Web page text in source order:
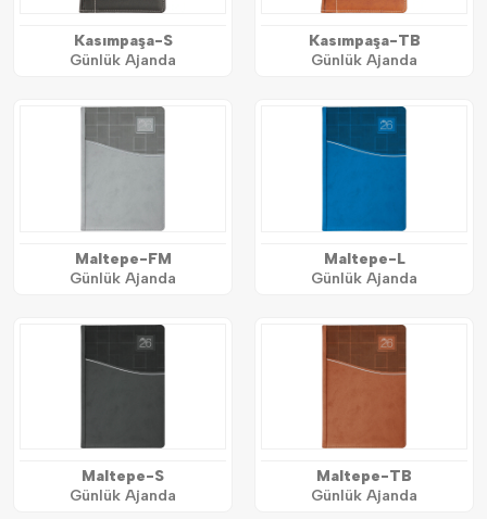
Kasımpaşa-S
Günlük Ajanda
Kasımpaşa-TB
Günlük Ajanda
Maltepe-FM
Günlük Ajanda
Maltepe-L
Günlük Ajanda
Maltepe-S
Günlük Ajanda
Maltepe-TB
Günlük Ajanda